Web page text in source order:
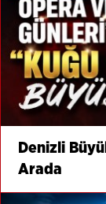
Denizli
Arada